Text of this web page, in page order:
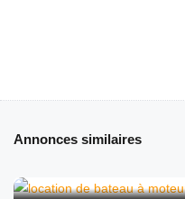
Annonces similaires